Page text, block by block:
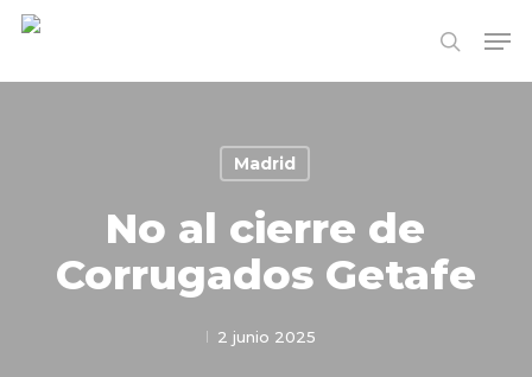
Skip
search
Madrid
No al cierre de
Corrugados Getafe
2 junio 2025